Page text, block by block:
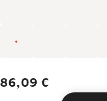
86,09 €